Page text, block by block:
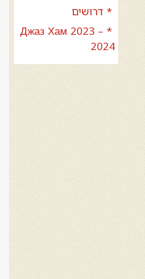
* דרושים
* Джаз Хам 2023 –
2024